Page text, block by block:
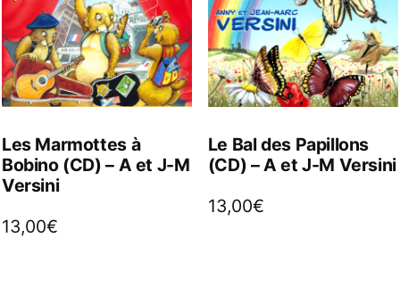
Les Marmottes à
Bobino (CD) – A et J-M
Versini
13,00€
Le Bal des Papillons
(CD) – A et J-M Versini
13,00€